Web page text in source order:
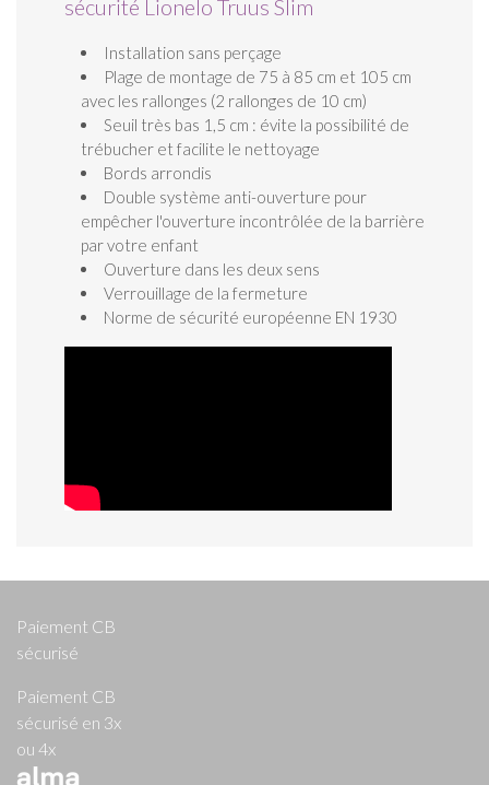
sécurité Lionelo Truus Slim
Installation sans perçage
Plage de montage de 75 à 85 cm et 105 cm
avec les rallonges (2 rallonges de 10 cm)
Seuil très bas 1,5 cm : évite la possibilité de
trébucher et facilite le nettoyage
Bords arrondis
Double système anti-ouverture pour
empêcher l'ouverture incontrôlée de la barrière
par votre enfant
Ouverture dans les deux sens
Verrouillage de la fermeture
Norme de sécurité européenne EN 1930
Paiement CB
sécurisé
Paiement CB
sécurisé en 3x
ou 4x